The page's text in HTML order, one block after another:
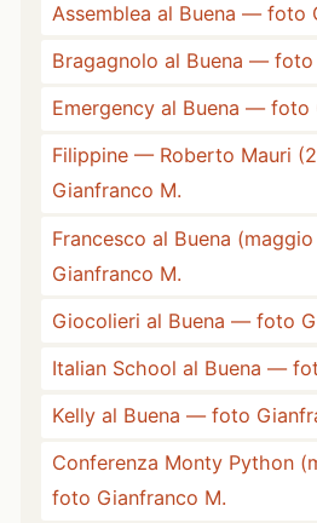
Assemblea al Buena — foto
Bragagnolo al Buena — foto
Emergency al Buena — foto
Filippine — Roberto Mauri
Gianfranco M.
Francesco al Buena
Gianfranco M.
Giocolieri al Buena — foto
Italian School al Buena —
Kelly al Buena — foto
Conferenza Monty Python
foto Gianfranco M.